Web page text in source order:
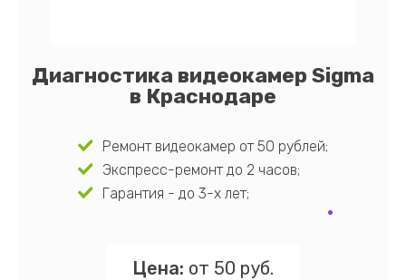
Диагностика видеокамер Sigma
в Краснодаре
Ремонт видеокамер от 50 рублей;
Экспресс-ремонт до 2 часов;
Гарантия - до 3-х лет;
Цена: от 50 руб.